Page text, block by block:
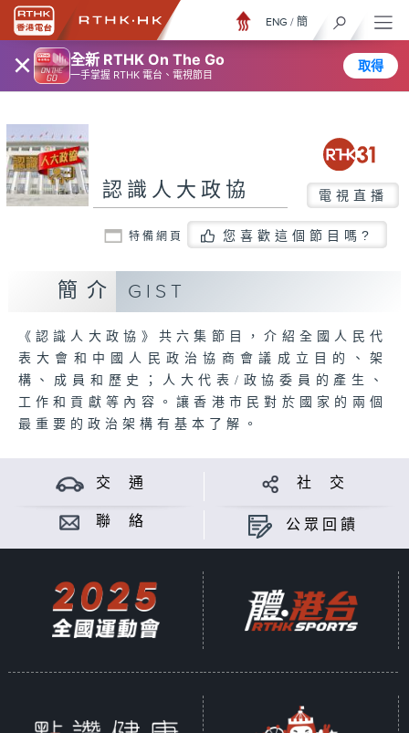
× 全新 RTHK On The Go
一手掌握 RTHK 電台、電視節目
取得
ENG / 簡
認識人大政協 電視直播
特備網頁 您喜歡這個節目嗎?
簡介 GIST
《認識人大政協》共六集節目，介紹全國人民代
表大會和中國人民政治協商會議成立目的、架
構、成員和歷史；人大代表/政協委員的產生、
工作和貢獻等內容。讓香港市民對於國家的兩個
最重要的政治架構有基本了解。
交 通 社 交
聯 絡 公眾回饋